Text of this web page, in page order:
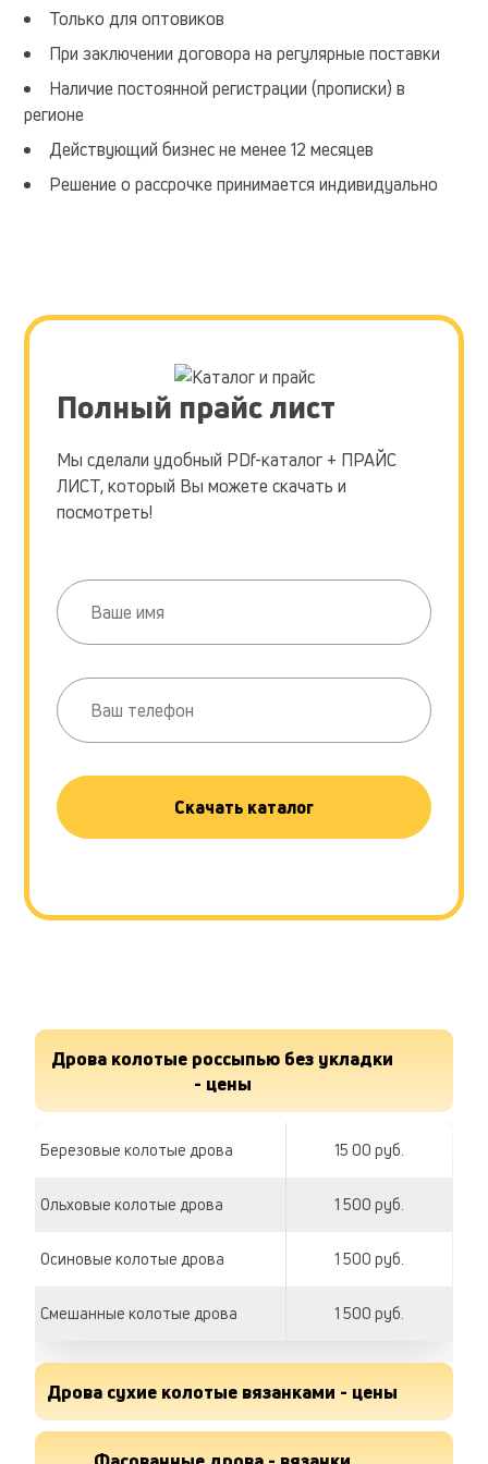
она
ровное
высокое
Только для оптовиков
При заключении договора на регулярные поставки
Наличие постоянной регистрации (прописки) в
регионе
Действующий бизнес не менее 12 месяцев
Решение о рассрочке принимается индивидуально
Полный прайс лист
Мы сделали удобный PDf-каталог + ПРАЙС
ЛИСТ, который Вы можете скачать и
посмотреть!
Скачать каталог
Дрова колотые россыпью без укладки
- цены
Березовые колотые дрова 15 00 руб.
Ольховые колотые дрова 1 500 руб.
Осиновые колотые дрова 1 500 руб.
Смешанные колотые дрова 1 500 руб.
Дрова сухие колотые вязанками - цены
Дрова березовые сухие 220 руб.